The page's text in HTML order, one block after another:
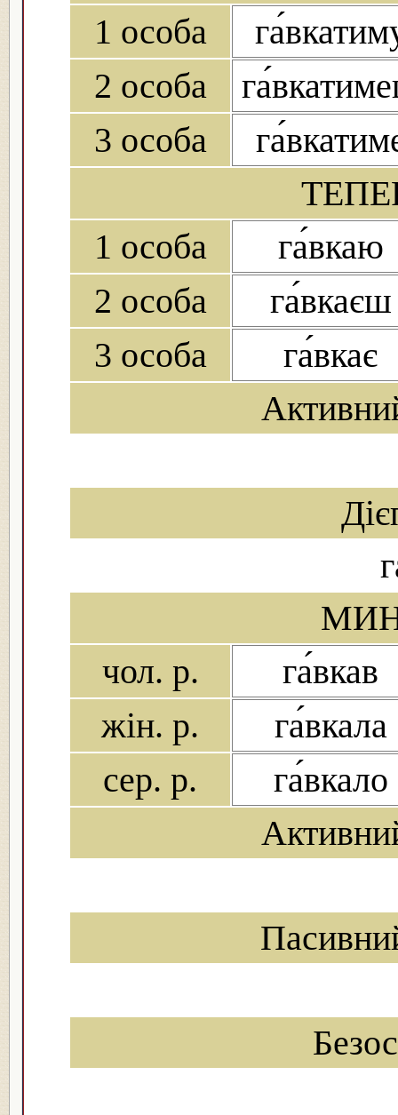
1 особа
2 особа
3 особа
1 особа
га́вкаю
2 особа
га́вкаєш
3 особа
га́вкає
чол. р.
га́вкав
жін. р.
га́вкала
сер. р.
га́вкало